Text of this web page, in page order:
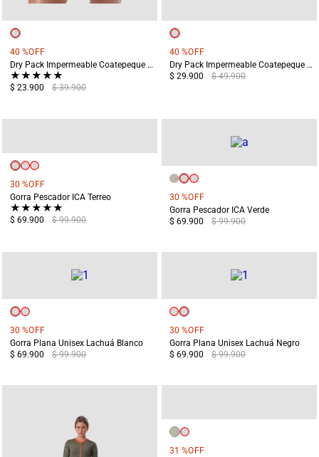
40 %OFF
Dry Pack Impermeable Coatepeque 5 Litros Naranja
★★★★★
$ 23.900 $ 39.900
40 %OFF
Dry Pack Impermeable Coatepeque 12 Litros Azul
$ 29.900
$ 49.900
30 %OFF
Gorra Pescador ICA Terreo
★★★★★
$ 69.900 $ 99.900
30 %OFF
Gorra Pescador ICA Verde
$ 69.900
$ 99.900
30 %OFF
Gorra Plana Unisex Lachuá Blanco
$ 69.900
$ 99.900
30 %OFF
Gorra Plana Unisex Lachuá Negro
$ 69.900
$ 99.900
31 %OFF